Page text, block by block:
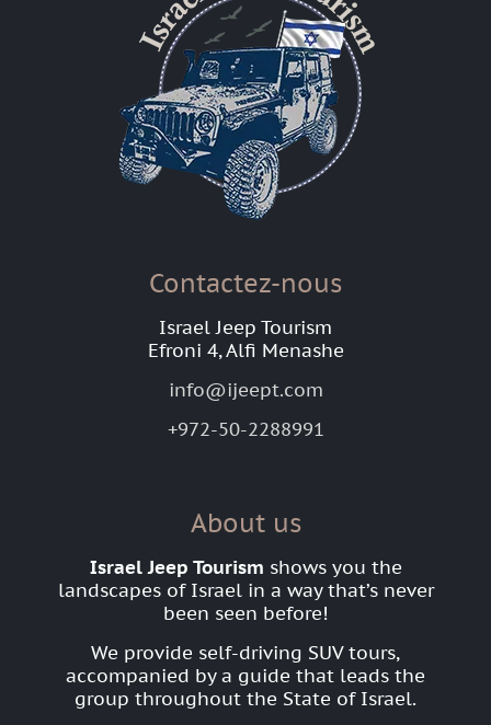
Contactez-nous
Israel Jeep Tourism
Efroni 4, Alfi Menashe
info@ijeept.com
+972-50-2288991
About us
Israel Jeep Tourism shows you the
landscapes of Israel in a way that’s never
been seen before!
We provide self-driving SUV tours,
accompanied by a guide that leads the
group throughout the State of Israel.